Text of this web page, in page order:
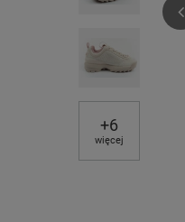
+6
więcej